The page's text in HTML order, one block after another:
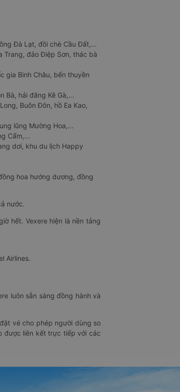
Đà Lạt, đồi chè Cầu Đất,...
Trang, đảo Điệp Sơn, thác bà
gia Bình Châu, bến thuyền
Bà, hải đăng Kê Gà,...
Buôn Đôn, hồ Ea Kao,
lũng Mường Hoa,...
Cẩm,...
dơi, khu du lịch Happy
hoa hướng dương, đồng
nước.
hết. Vexere hiện là nền tảng
Airlines.
luôn sẵn sàng đồng hành và
vé cho phép người dùng so
được liên kết trực tiếp với các